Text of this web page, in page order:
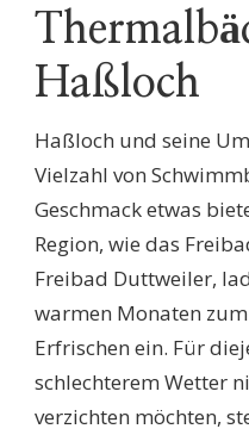
Haßloch
Haßloch und seine
Vielzahl von
Geschmack etwas
Region, wie das
Freibad Duttweiler,
warmen Monaten
Erfrischen ein. Für
schlechterem Wetter
verzichten möchten,